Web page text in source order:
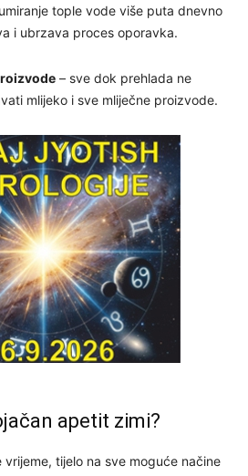
tople vode više puta dnevno
i ubrzava proces oporavka.
– sve dok prehlada ne
mlijeko i sve mliječne proizvode.
apetit zimi?
vrijeme, tijelo na sve moguće načine